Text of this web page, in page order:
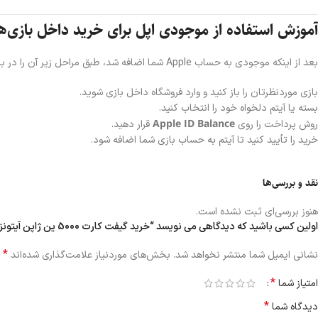
آموزش استفاده از موجودی اپل برای خرید داخل
بعد از اینکه موجودی به حساب Apple شما اضافه شد، طبق مراحل زیر آن را در بازی‌ها خرج کنید:
بازی موردنظرتان را باز کنید و وارد فروشگاه داخل بازی شوید.
بسته یا آیتم دلخواه خود را انتخاب کنید.
روش پرداخت را روی Apple ID Balanceقرار دهید.
خرید را تأیید کنید تا آیتم به حساب بازی شما اضافه شود.
نقد و بررسی‌ها
هنوز بررسی‌ای ثبت نشده است.
اولین کسی باشید که دیدگاهی می نویسد “خرید گیفت کارت 5000 ین ژاپن آیتونز | ارزان و امن”
نشانی ایمیل شما منتشر نخواهد شد. بخش‌های موردنیاز علامت‌گذاری شده‌اند*
امتیاز شما*
دیدگاه شما*